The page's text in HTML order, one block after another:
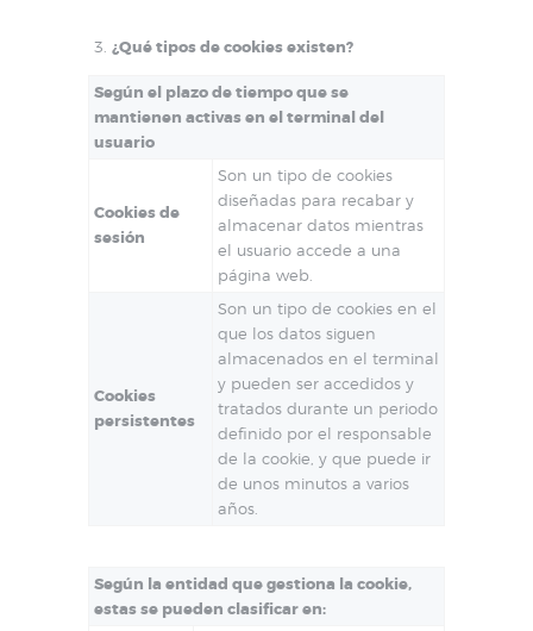
¿Qué tipos de cookies existen?
Según el plazo de tiempo que se
mantienen activas en el terminal del
usuario
Cookies de
sesión
Son un tipo de cookies
diseñadas para recabar y
almacenar datos mientras
el usuario accede a una
página web.
Cookies
persistentes
Son un tipo de cookies en el
que los datos siguen
almacenados en el terminal
y pueden ser accedidos y
tratados durante un periodo
definido por el responsable
de la cookie, y que puede ir
de unos minutos a varios
años.
Según la entidad que gestiona la cookie,
estas se pueden clasificar en: